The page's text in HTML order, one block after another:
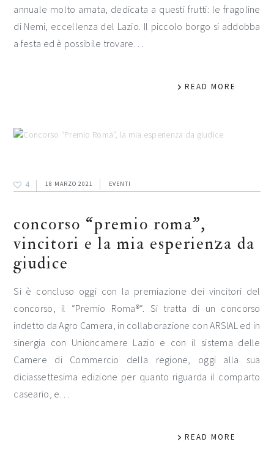
annuale molto amata, dedicata a questi frutti: le fragoline
di Nemi, eccellenza del Lazio. Il piccolo borgo si addobba
a festa ed è possibile trovare…
READ MORE
4 18 MARZO 2021 EVENTI
concorso “premio roma”,
vincitori e la mia esperienza da
giudice
Si è concluso oggi con la premiazione dei vincitori del
concorso, il “Premio Roma®“. Si tratta di un concorso
indetto da Agro Camera, in collaborazione con ARSIAL ed in
sinergia con Unioncamere Lazio e con il sistema delle
Camere di Commercio della regione, oggi alla sua
diciassettesima edizione per quanto riguarda il comparto
caseario, e…
READ MORE